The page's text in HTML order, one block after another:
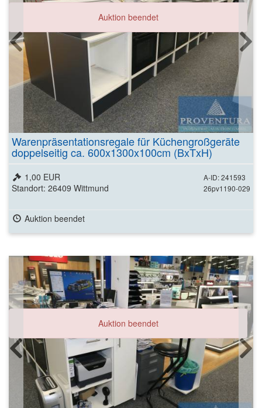
Auktion beendet
Warenpräsentationsregale für Küchengroßgeräte
doppelseitig ca. 600x1300x100cm (BxTxH)
A-ID: 241593
26pv1190-029
1,00 EUR
Standort: 26409 Wittmund
Auktion beendet
Auktion beendet